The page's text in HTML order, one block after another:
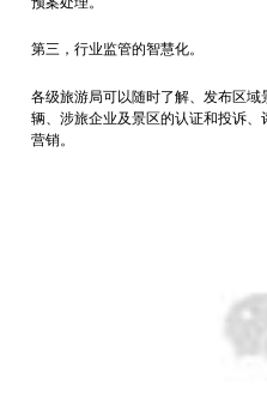
第三，行业监管的智慧化。
各级旅游局可以随时了解、发布区
辆、涉旅企业及景区的认证和投诉
营销。